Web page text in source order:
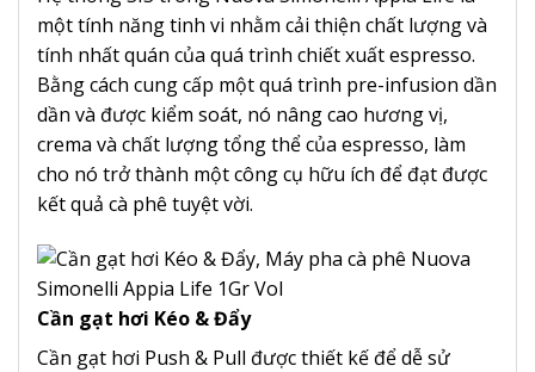
một tính năng tinh vi nhằm cải thiện chất lượng và
tính nhất quán của quá trình chiết xuất espresso.
Bằng cách cung cấp một quá trình pre-infusion dần
dần và được kiểm soát, nó nâng cao hương vị,
crema và chất lượng tổng thể của espresso, làm
cho nó trở thành một công cụ hữu ích để đạt được
kết quả cà phê tuyệt vời.
Cần gạt hơi Kéo & Đẩy
Cần gạt hơi Push & Pull được thiết kế để dễ sử